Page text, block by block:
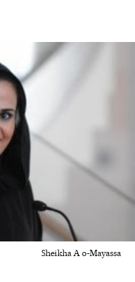
Sheikha A o-Mayassa